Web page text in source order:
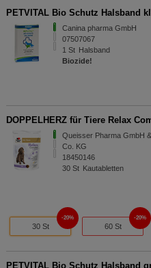
PETVITAL Bio Schutz Halsband
Canina pharma GmbH
07507067
1 St Halsband
Biozide!
DOPPELHERZ für Tiere Relax
Queisser Pharma GmbH &
Co. KG
18450146
30 St Kautabletten
30 St
20%
60 St
20%
PETVITAL Bio Schutz Halsband